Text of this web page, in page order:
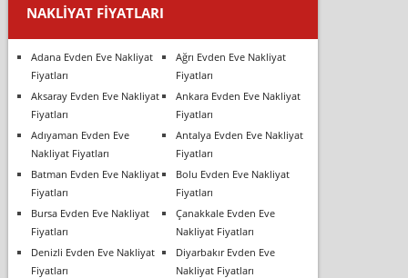
NAKLIYAT FIYATLARI
Adana Evden Eve Nakliyat
Fiyatları
Ağrı Evden Eve Nakliyat
Fiyatları
Aksaray Evden Eve Nakliyat
Fiyatları
Ankara Evden Eve Nakliyat
Fiyatları
Adıyaman Evden Eve
Nakliyat Fiyatları
Antalya Evden Eve Nakliyat
Fiyatları
Batman Evden Eve Nakliyat
Fiyatları
Bolu Evden Eve Nakliyat
Fiyatları
Bursa Evden Eve Nakliyat
Fiyatları
Çanakkale Evden Eve
Nakliyat Fiyatları
Denizli Evden Eve Nakliyat
Fiyatları
Diyarbakır Evden Eve
Nakliyat Fiyatları